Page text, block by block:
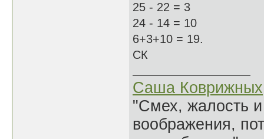
25 - 22 = 3
24 - 14 = 10
6+3+10 = 19.
СК
Саша Коврижных
"Смех, жалость
воображения,